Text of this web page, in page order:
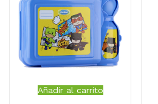
Añadir al carrito